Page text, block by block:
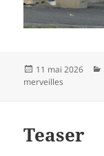
Publié
le
11 mai 2026
merveilles
Teaser